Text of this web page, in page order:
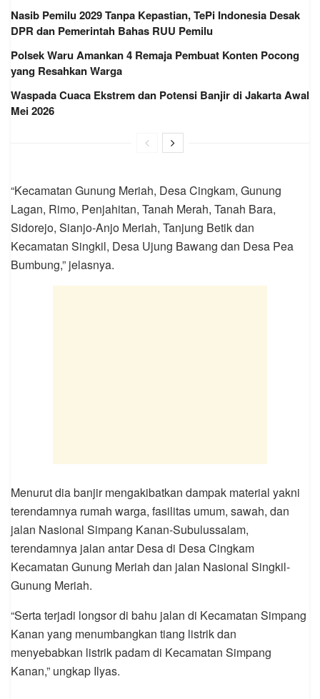
Nasib Pemilu 2029 Tanpa Kepastian, TePi Indonesia Desak
DPR dan Pemerintah Bahas RUU Pemilu
Polsek Waru Amankan 4 Remaja Pembuat Konten Pocong
yang Resahkan Warga
Waspada Cuaca Ekstrem dan Potensi Banjir di Jakarta Awal
Mei 2026
“Kecamatan Gunung Meriah, Desa Cingkam, Gunung
Lagan, Rimo, Penjahitan, Tanah Merah, Tanah Bara,
Sidorejo, Sianjo-Anjo Meriah, Tanjung Betik dan
Kecamatan Singkil, Desa Ujung Bawang dan Desa Pea
Bumbung,” jelasnya.
Menurut dia banjir mengakibatkan dampak material yakni
terendamnya rumah warga, fasilitas umum, sawah, dan
jalan Nasional Simpang Kanan-Subulussalam,
terendamnya jalan antar Desa di Desa Cingkam
Kecamatan Gunung Meriah dan jalan Nasional Singkil-
Gunung Meriah.
“Serta terjadi longsor di bahu jalan di Kecamatan Simpang
Kanan yang menumbangkan tiang listrik dan
menyebabkan listrik padam di Kecamatan Simpang
Kanan,” ungkap Ilyas.